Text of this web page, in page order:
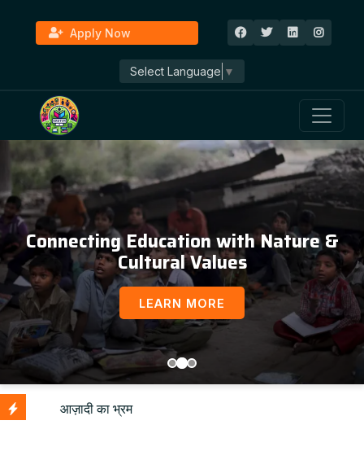
Apply Now
Select Language ▼
Connecting Education with Nature &
Cultural Values
LEARN MORE